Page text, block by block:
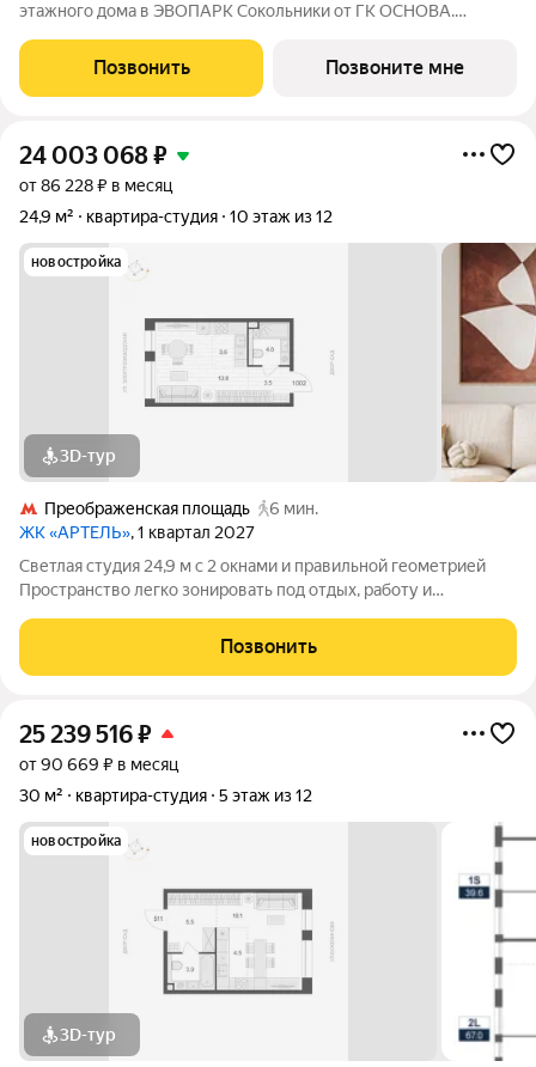
этажного дома в ЭВОПАРК Сокольники от ГК ОСНОВА.
Преображенское, в 300 метрах от парка Сокольники.
"ЭВОПАРК Сокольники" расположен на
Позвонить Позвоните мне
24 003 068₽
от 86 228 ₽ в месяц
24,9 м²
квартира-студия 10 этаж из 12
новостройка
3D-тур
Преображенская площадь
6 мин.
ЖК «АРТЕЛЬ», 1 квартал 2027
Светлая студия 24,9 м с 2 окнами и правильной геометрией
Пространство легко зонировать под отдых, работу и
сохранить жилую зону свободной 2 окна, одно из которых
увеличенное, добавляют больше
Позвонить
25 239 516₽
от 90 669 ₽ в месяц
30 м²
квартира-студия 5 этаж из 12
новостройка
3D-тур